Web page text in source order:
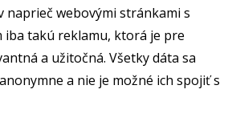
naprieč webovými stránkami s
iba takú reklamu, ktorá je pre
a užitočná. Všetky dáta sa
a nie je možné ich spojiť s